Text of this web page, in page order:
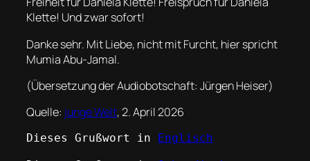
Klette! Und zwar sofort!
Danke sehr. Mit Liebe, nicht mit Furcht, hier spricht
Mumia Abu-Jamal.
(Übersetzung der Audiobotschaft: Jürgen Heiser)
Quelle: junge Welt, 2. April 2026
Dieses Grußwort in Englisch